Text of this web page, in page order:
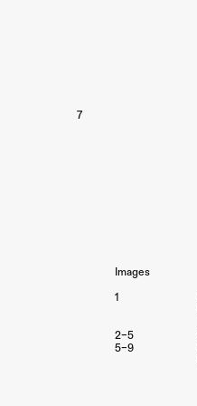
7
Images
1
2–5
5–9